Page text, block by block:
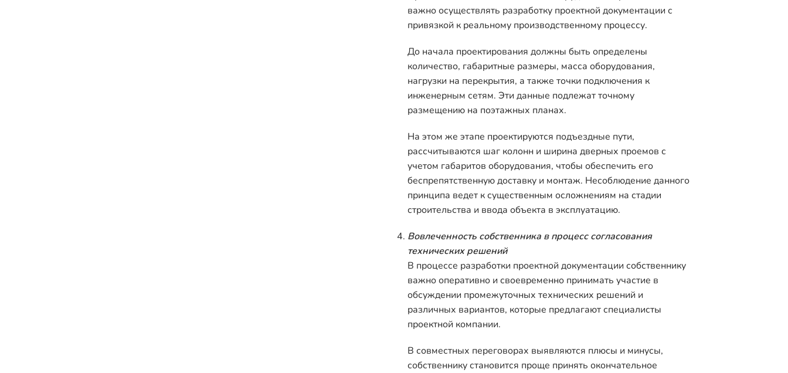
важно осуществлять разработку проектной документации с
привязкой к реальному производственному процессу.
До начала проектирования должны быть определены
количество, габаритные размеры, масса оборудования,
нагрузки на перекрытия, а также точки подключения к
инженерным сетям. Эти данные подлежат точному
размещению на поэтажных планах.
На этом же этапе проектируются подъездные пути,
рассчитываются шаг колонн и ширина дверных проемов с
учетом габаритов оборудования, чтобы обеспечить его
беспрепятственную доставку и монтаж. Несоблюдение данного
принципа ведет к существенным осложнениям на стадии
строительства и ввода объекта в эксплуатацию.
Вовлеченность собственника в процесс согласования
технических решений
В процессе разработки проектной документации собственнику
важно оперативно и своевременно принимать участие в
обсуждении промежуточных технических решений и
различных вариантов, которые предлагают специалисты
проектной компании.
В совместных переговорах выявляются плюсы и минусы,
собственнику становится проще принять окончательное